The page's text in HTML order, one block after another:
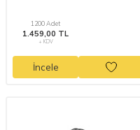
1200 Adet
1.459,00 TL
+ KDV
İncele